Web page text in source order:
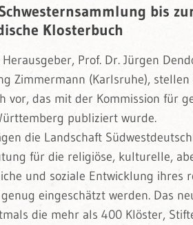
bis
Klosterbuch
Prof. Dr. Jürgen
Zimmermann (Karlsruhe), stellen
vor, das mit der Kommission für
publiziert wurde.
die Landschaft
für die religiöse, kulturelle,
und soziale Entwicklung ihres
eingeschätzt werden. Das
die mehr als 400 Klöster,